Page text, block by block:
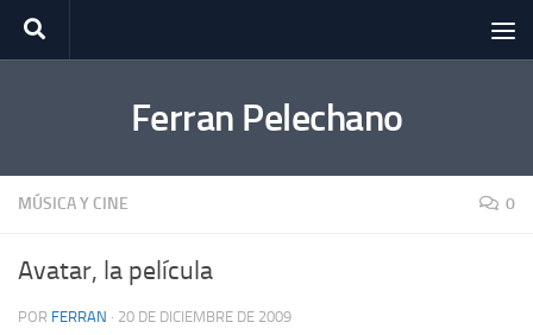
Saltar al contenido
Ferran Pelechano
MÚSICA Y CINE 0
Avatar, la película
POR FERRAN · 20 DE DICIEMBRE DE 2009